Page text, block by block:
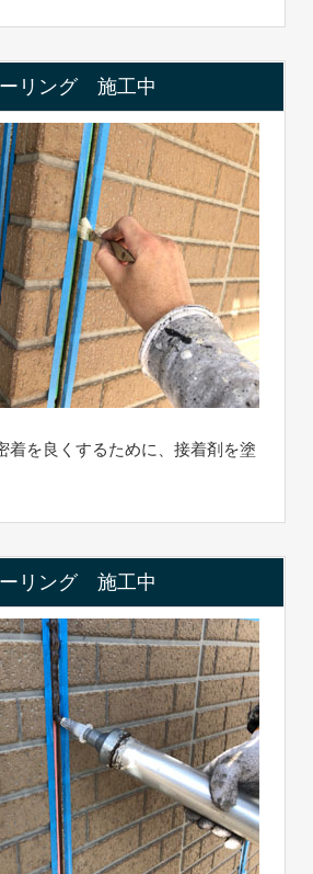
リング 施工中
着を良くするために、接着剤を塗
リング 施工中